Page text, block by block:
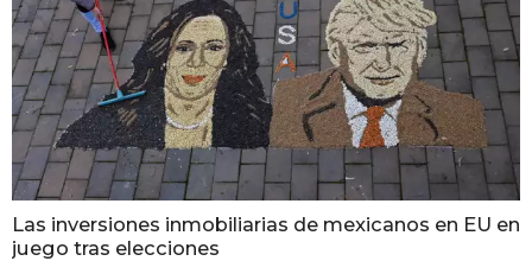
Las inversiones inmobiliarias de mexicanos en EU en
juego tras elecciones